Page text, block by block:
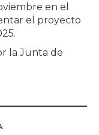
en el
el proyecto
la Junta de